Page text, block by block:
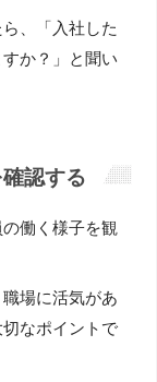
、「入社した
か？」と聞い
認する
働く様子を観
場に活気があ
なポイントで